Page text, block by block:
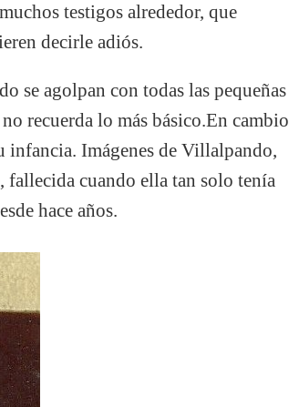
testigos alrededor, que
decirle adiós.
se agolpan con todas las pequeñas
recuerda lo más básico.En cambio
infancia. Imágenes de Villalpando,
fallecida cuando ella tan solo tenía
hace años.